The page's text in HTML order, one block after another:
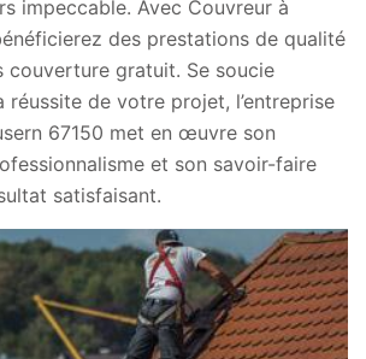
impeccable. Avec Couvreur à
des prestations de qualité
couverture gratuit. Se soucie
réussite de votre projet, l’entreprise
67150 met en œuvre son
et son savoir-faire
satisfaisant.